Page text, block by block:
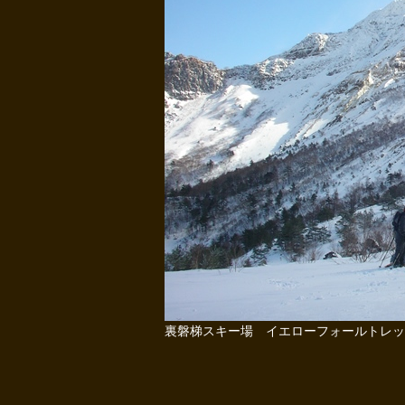
裏磐梯スキー場 イエローフォールトレ